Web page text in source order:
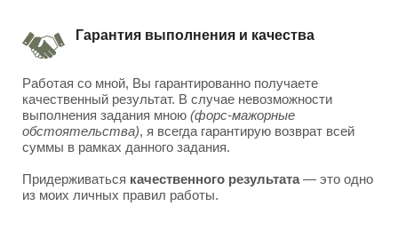
Гарантия выполнения и качества
Работая со мной, Вы гарантированно получаете
качественный результат. В случае невозможности
выполнения задания мною (форс-мажорные
обстоятельства), я всегда гарантирую возврат всей
суммы в рамках данного задания.
Придерживаться качественного результата— это одно
из моих личных правил работы.